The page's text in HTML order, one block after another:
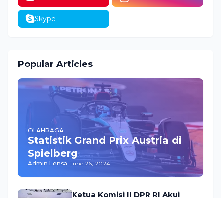
Skype
Popular Articles
OLAHRAGA
Statistik Grand Prix Austria di
Spielberg
Admin Lensa-June 26, 2024
Ketua Komisi II DPR RI Akui